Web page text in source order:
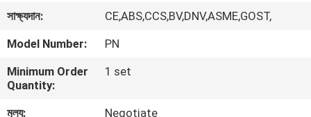
সাক্ষ্যদান:
CE,ABS,CCS,BV,DNV,ASME,GOST,
Model Number:
PN
Minimum Order
Quantity:
1 set
মূল্য:
Negotiate